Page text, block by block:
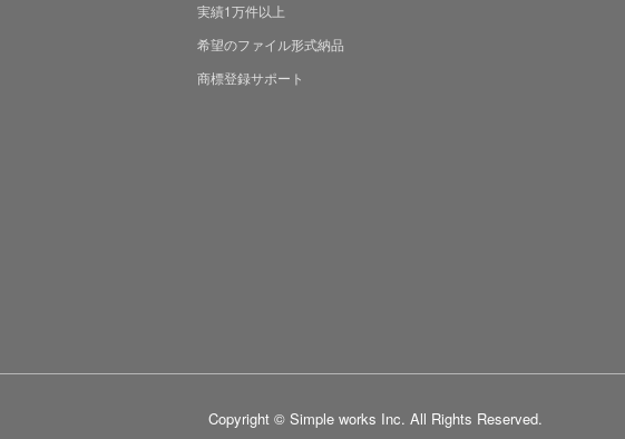
実績1万件以上
希望のファイル形式納品
商標登録サポート
Copyright © Simple works Inc. All Rights Reserved.